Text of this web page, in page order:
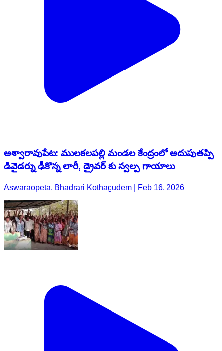
అశ్వారావుపేట: ములకలపల్లి మండల కేంద్రంలో అదుపుతప్పి
డివైడర్ను ఢీకొన్న లారీ, డ్రైవర్ కు స్వల్ప గాయాలు
Aswaraopeta, Bhadrari Kothagudem | Feb 16, 2026